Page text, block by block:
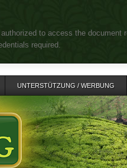
to access the
required.
UNTERSTÜTZUNG / WERBUNG